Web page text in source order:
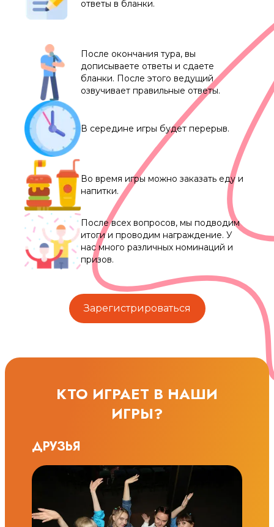
ответы в бланки.
После окончания тура, вы
дописываете ответы и сдаете
бланки. После этого ведущий
озвучивает правильные ответы.
В середине игры будет перерыв.
Во время игры можно заказать еду и
напитки.
После всех вопросов, мы подводим
итоги и проводим награждение. У
нас много различных номинаций и
призов.
Зарегистрироваться
КТО ИГРАЕТ В НАШИ
ИГРЫ?
ДРУЗЬЯ